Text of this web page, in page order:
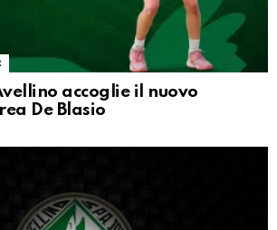
accoglie il nuovo
De Blasio